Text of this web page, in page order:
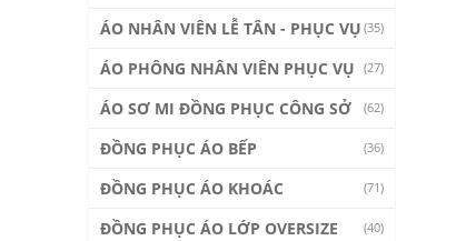
ÁO NHÂN VIÊN LỄ TÂN - PHỤC VỤ (35)
ÁO PHÔNG NHÂN VIÊN PHỤC VỤ (27)
ÁO SƠ MI ĐỒNG PHỤC CÔNG SỞ (62)
ĐỒNG PHỤC ÁO BẾP (36)
ĐỒNG PHỤC ÁO KHOÁC (71)
ĐỒNG PHỤC ÁO LỚP OVERSIZE (40)